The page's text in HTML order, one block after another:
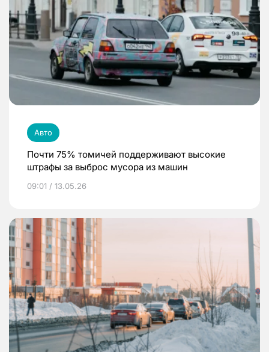
Авто
Почти 75% томичей поддерживают высокие
штрафы за выброс мусора из машин
09:01 / 13.05.26